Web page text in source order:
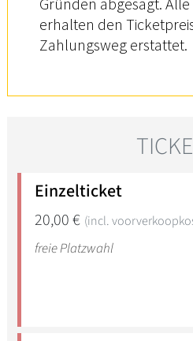
erhalten den
Zahlungsweg erstattet.